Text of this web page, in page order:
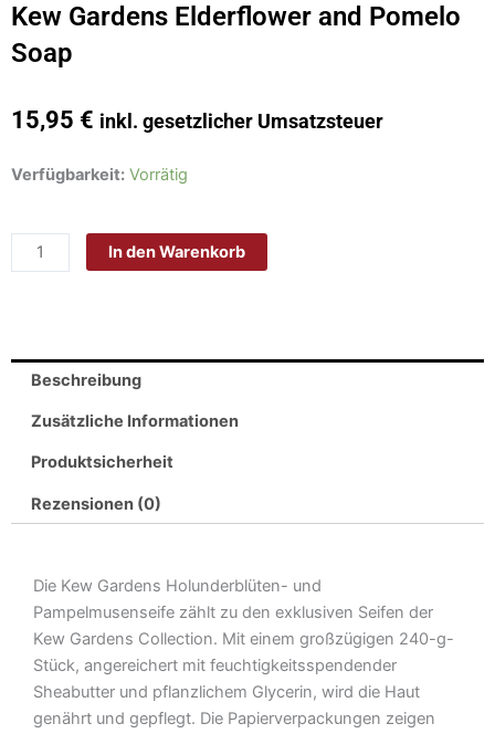
Kew Gardens Elderflower and Pomelo
Soap
15,95 € inkl. gesetzlicher Umsatzsteuer
Verfügbarkeit: Vorrätig
Kew
and
In den Warenkorb
Beschreibung
Zusätzliche Informationen
Produktsicherheit
Rezensionen (0)
Die Kew Gardens Holunderblüten- und
Pampelmusenseife zählt zu den exklusiven Seifen der
Kew Gardens Collection. Mit einem großzügigen 240-g-
Stück, angereichert mit feuchtigkeitsspendender
Sheabutter und pflanzlichem Glycerin, wird die Haut
genährt und gepflegt. Die Papierverpackungen zeigen